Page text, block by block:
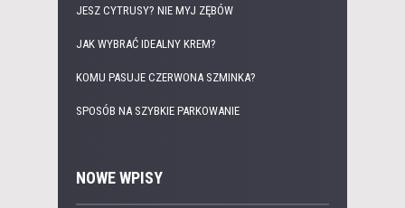
JESZ CYTRUSY? NIE MYJ ZĘBÓW
JAK WYBRAĆ IDEALNY KREM?
KOMU PASUJE CZERWONA SZMINKA?
SPOSÓB NA SZYBKIE PARKOWANIE
NOWE WPISY